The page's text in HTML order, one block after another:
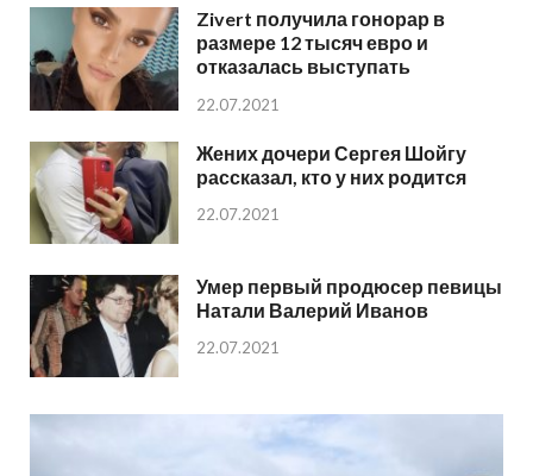
Zivert получила гонорар в
размере 12 тысяч евро и
отказалась выступать
22.07.2021
Жених дочери Сергея Шойгу
рассказал, кто у них родится
22.07.2021
Умер первый продюсер певицы
Натали Валерий Иванов
22.07.2021